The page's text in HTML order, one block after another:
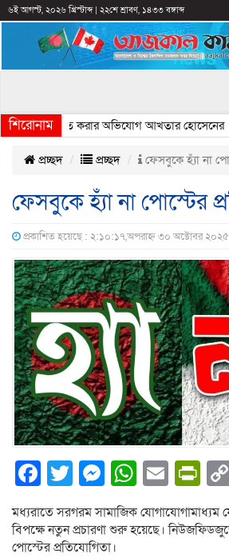
৬ই আগস্ট, ২০২৬ খ্রিস্টাব্দ| ২২শে শ্রাবণ, ১৪৩৩ বঙ্গাব্দ
শিরোনাম
ইতিহাস বিকৃত করার অভিযোগ আখতার হোসেনের»
প্রচ্ছদ প্রচ্ছদ ফেসবুকে হ্যাঁ না
ফেসবুকে হ্যাঁ না পোস্টের
প্রকাশিত হয়েছে : ২:১০:১৭,অপরাহ্ন ৩০ অক্টোবর ২০২৫
Facebook
Twitter
মধ্যরাতে সরগরম সামাজিক
বিপক্ষে নতুন প্রচারণা শুরু হয়েছে।
পোস্টের প্রতিযোগিতা।